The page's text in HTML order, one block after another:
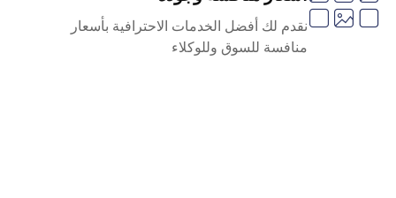
نقدم لك أفضل الخدمات الاحترافية بأسعار
منافسة للسوق وللوكلاء